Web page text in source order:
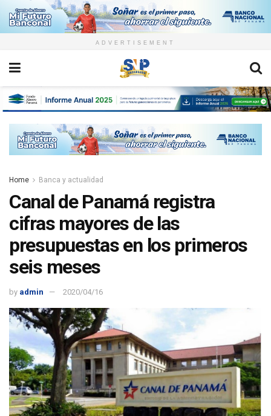
ADVERTISEMENT
Home Banca y actualidad
Canal de Panamá registra
cifras mayores de las
presupuestas en los primeros
seis meses
by admin 2020/04/16